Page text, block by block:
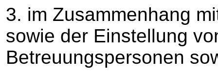
3. im Zusammenhang
sowie der Einstellung
Betreuungspersonen